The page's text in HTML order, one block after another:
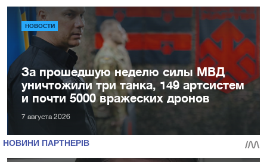
НОВОСТИ
За прошедшую неделю силы МВД
уничтожили три танка, 149 артсистем
и почти 5000 вражеских дронов
7 августа 2026